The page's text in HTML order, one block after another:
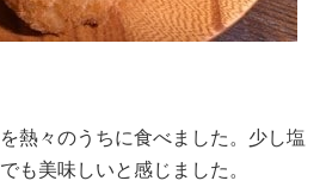
熱々のうちに食べました。少し塩
も美味しいと感じました。